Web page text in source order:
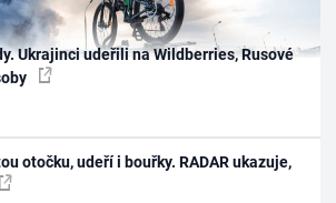
Ukrajinci udeřili na Wildberries, Rusové
otočku, udeří i bouřky. RADAR ukazuje,